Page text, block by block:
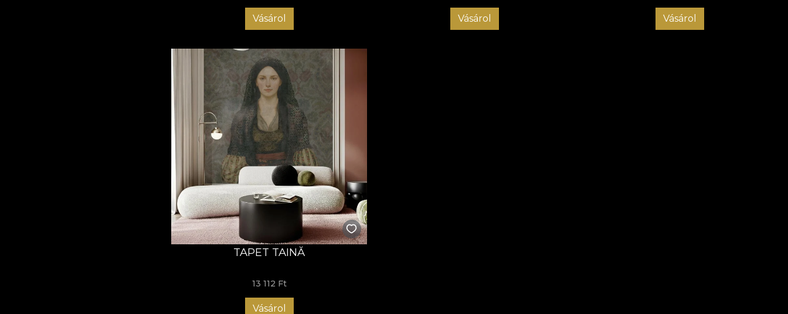
Vásárol Vásárol Vásárol
TAPET TAINĂ
13 112 Ft
Vásárol